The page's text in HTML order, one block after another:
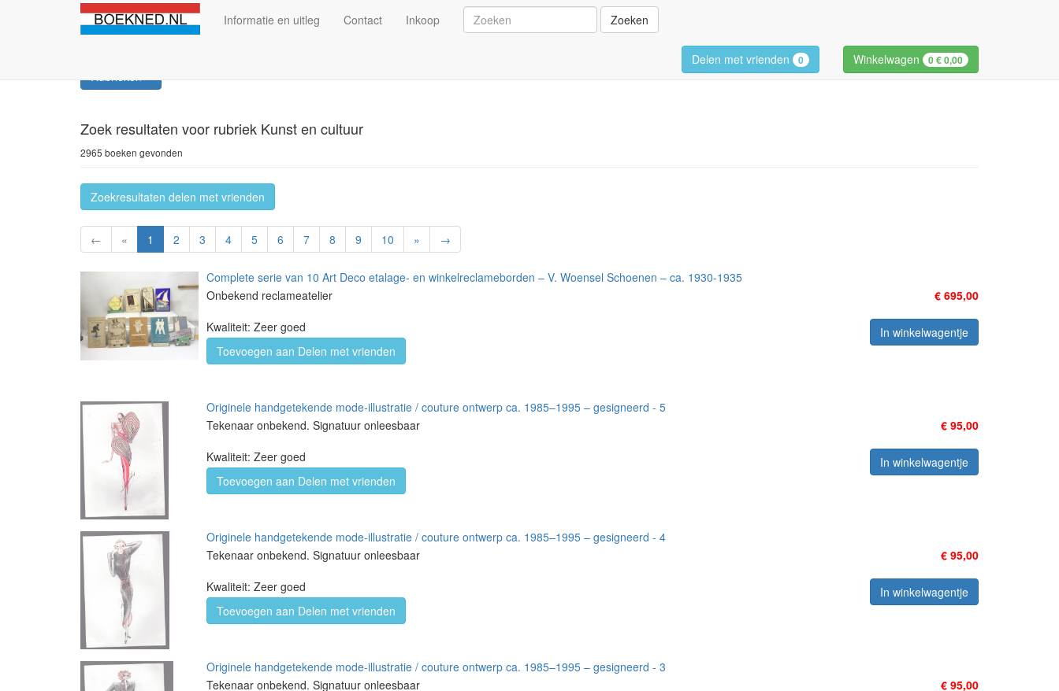
Informatie en uitleg Contact Inkoop Zoeken
Delen met vrienden 0 Winkelwagen 0€ 0,00
Rubrieken
Zoek resultaten voor rubriek Kunst en cultuur
2965 boeken gevonden
Zoekresultaten delen met vrienden
← « 1 2 3 4 5 6 7 8 9 10 » →
Complete serie van 10 Art Deco etalage- en winkelreclameborden – V. Woensel Schoenen – ca. 1930-1935
Onbekend reclameatelier
€ 695,00
Kwaliteit: Zeer goed
In winkelwagentje
Toevoegen aan Delen met vrienden
Originele handgetekende mode-illustratie / couture ontwerp ca. 1985–1995 – gesigneerd - 5
Tekenaar onbekend. Signatuur onleesbaar
€ 95,00
Kwaliteit: Zeer goed
In winkelwagentje
Toevoegen aan Delen met vrienden
Originele handgetekende mode-illustratie / couture ontwerp ca. 1985–1995 – gesigneerd - 4
Tekenaar onbekend. Signatuur onleesbaar
€ 95,00
Kwaliteit: Zeer goed
In winkelwagentje
Toevoegen aan Delen met vrienden
Originele handgetekende mode-illustratie / couture ontwerp ca. 1985–1995 – gesigneerd - 3
Tekenaar onbekend. Signatuur onleesbaar
€ 95,00